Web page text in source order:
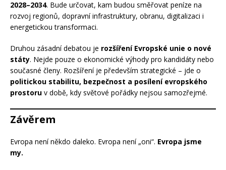
2028–2034. Bude určovat, kam budou směřovat peníze na
rozvoj regionů, dopravní infrastruktury, obranu, digitalizaci i
energetickou transformaci.
Druhou zásadní debatou je rozšíření Evropské unie o nové
státy. Nejde pouze o ekonomické výhody pro kandidáty nebo
současné členy. Rozšíření je především strategické – jde o
politickou stabilitu, bezpečnost a posílení evropského
prostoru v době, kdy světové pořádky nejsou samozřejmé.
Závěrem
Evropa není někdo daleko. Evropa není „oni“. Evropa jsme
my.